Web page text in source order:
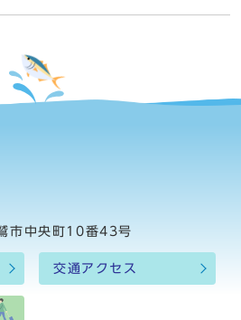
市中央町10番43号
交通アクセス